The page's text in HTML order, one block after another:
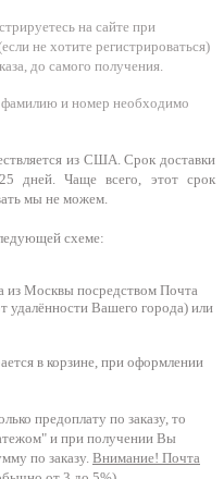
на сайте при
не хотите регистрироваться)
до самого получения.
и номер необходимо
из США. Срок доставки
дней. Чаще всего, этот срок
мы не можем.
схеме:
из Москвы посредством Почта
удалённости Вашего города) или
в корзине, при оформлении
предоплату по заказу, то
и при получении Вы
по заказу. Внимание! Почта